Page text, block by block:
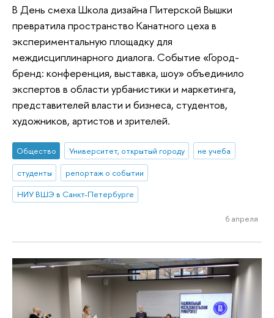
В День смеха Школа дизайна Питерской Вышки
превратила пространство Канатного цеха в
экспериментальную площадку для
междисциплинарного диалога. Событие «Город-
бренд: конференция, выставка, шоу» объединило
экспертов в области урбанистики и маркетинга,
представителей власти и бизнеса, студентов,
художников, артистов и зрителей.
Общество Университет, открытый городу
не учеба
студенты
репортаж о событии
НИУ ВШЭ в Санкт-Петербурге
6 апреля